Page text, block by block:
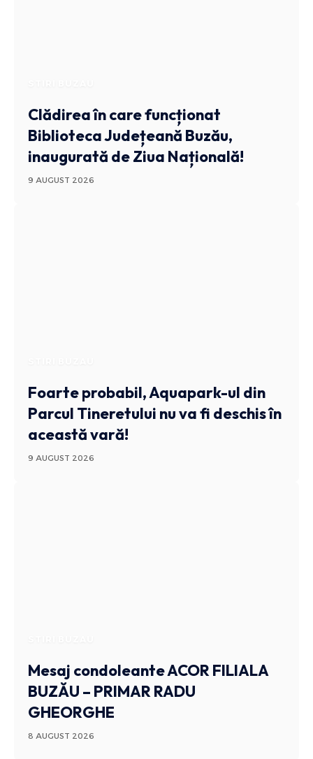
Clădirea în care funcționat
Biblioteca Județeană Buzău,
inaugurată de Ziua Națională!
9 AUGUST 2026
Foarte probabil, Aquapark-ul din
Parcul Tineretului nu va fi deschis în
această vară!
9 AUGUST 2026
Mesaj condoleante ACOR FILIALA
BUZĂU – PRIMAR RADU
GHEORGHE
8 AUGUST 2026